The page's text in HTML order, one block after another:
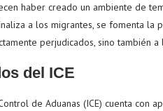
haber creado un ambiente de
a los migrantes, se fomenta
perjudicados, sino también a
del ICE
de Aduanas (ICE) cuenta con